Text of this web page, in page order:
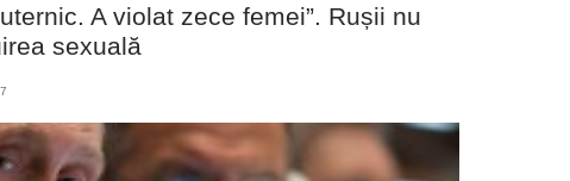
A violat zece femei”. Rușii nu
sexuală